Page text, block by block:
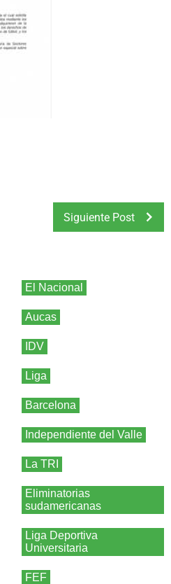
Siguiente Post
El Nacional
Aucas
IDV
Liga
Barcelona
Independiente del Valle
La TRI
Eliminatorias
sudamericanas
Liga Deportiva
Universitaria
FEF